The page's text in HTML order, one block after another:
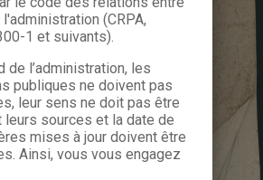
(CRPA,
1 et suivants).
de l’administration, les
publiques ne doivent pas
leur sens ne doit pas être
leurs sources et la date de
mises à jour doivent être
Ainsi, vous vous engagez